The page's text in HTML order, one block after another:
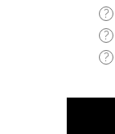
?
?
?